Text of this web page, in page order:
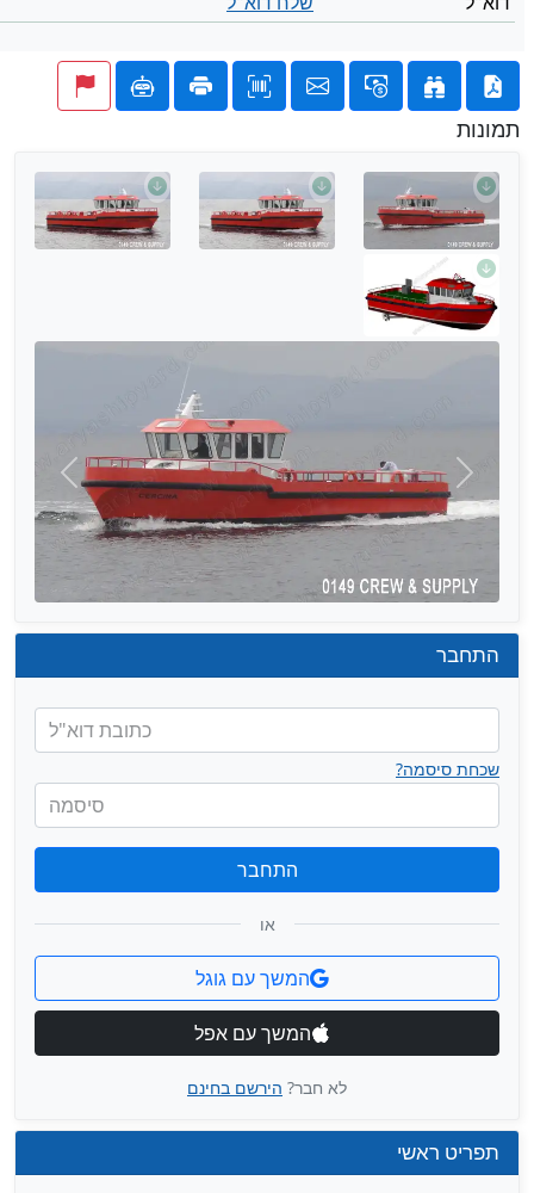
תמונות
הקודם הבא
התחבר
כתובת דוא"ל
סיסמה
שכחת סיסמה?
התחבר
או
המשך עם גוגל
המשך עם אפל
לא חבר?הירשם בחינם
תפריט ראשי